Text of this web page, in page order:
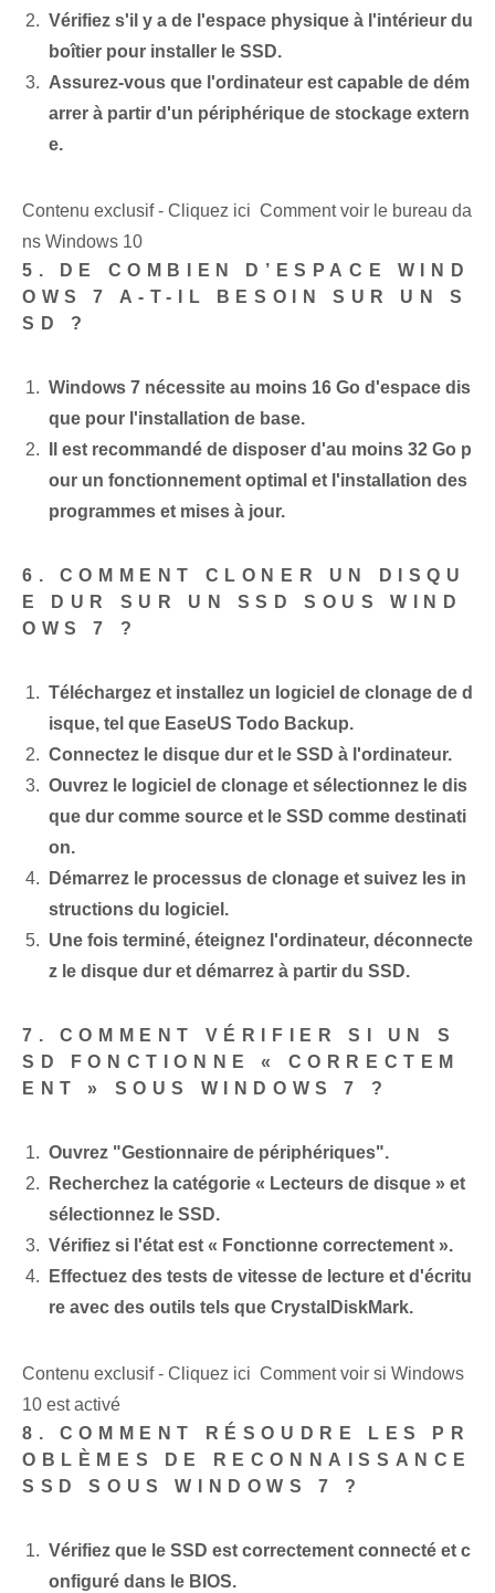
Vérifiez s'il y a de l'espace physique à l'intérieur du
boîtier pour installer le SSD.
Assurez-vous que l'ordinateur est capable de dém
arrer à partir d'un périphérique de stockage extern
e.
Contenu exclusif - Cliquez ici Comment voir le bureau da
ns Windows 10
5. DE COMBIEN D’ESPACE WIND
OWS 7 A-T-IL BESOIN SUR UN S
SD ?
Windows 7 nécessite au moins 16 Go d'espace dis
que pour l'installation de base.
Il est recommandé de disposer d'au moins 32 Go p
our un fonctionnement optimal et l'installation des
programmes et mises à jour.
6. COMMENT CLONER UN DISQU
E DUR SUR UN SSD SOUS WIND
OWS 7 ?
Téléchargez et installez un logiciel de clonage de d
isque, tel que ⁢EaseUS ‌Todo Backup.
Connectez le disque dur et le SSD à l'ordinateur.
Ouvrez le logiciel de clonage et sélectionnez le dis
que dur comme source et le SSD comme destinati
on.
Démarrez le processus de clonage et suivez les in
structions du logiciel.
Une fois terminé, éteignez l'ordinateur, déconnecte
z le disque dur et démarrez à partir du SSD.
7. COMMENT VÉRIFIER SI UN S
SD FONCTIONNE « CORRECTEM
ENT » SOUS WINDOWS 7 ?
Ouvrez "Gestionnaire de périphériques".
Recherchez la catégorie « Lecteurs de disque » et
sélectionnez le SSD.
Vérifiez si l'état est « Fonctionne correctement ».
Effectuez des tests de vitesse de lecture et d'écritu
re avec des outils tels que CrystalDiskMark.
Contenu exclusif - Cliquez ici Comment voir si Windows
10 est activé
8. COMMENT RÉSOUDRE LES PR
OBLÈMES DE RECONNAISSANCE
SSD SOUS WINDOWS 7 ?
Vérifiez que le SSD est correctement connecté et c
onfiguré dans le BIOS.